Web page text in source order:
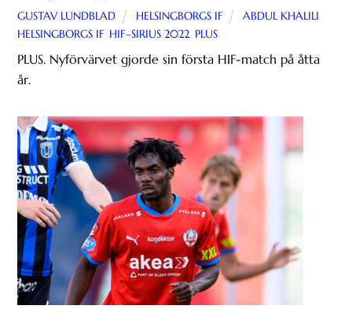
GUSTAV LUNDBLAD HELSINGBORGS IF ABDUL KHALILI,
HELSINGBORGS IF, HIF–SIRIUS 2022, PLUS
PLUS. Nyförvärvet gjorde sin första HIF-match på åtta
år.